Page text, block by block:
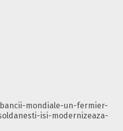
mondiale-un-fermier-
isi-modernizeaza-